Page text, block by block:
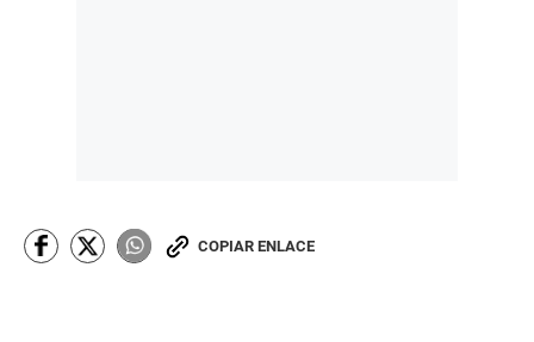
COPIAR ENLACE